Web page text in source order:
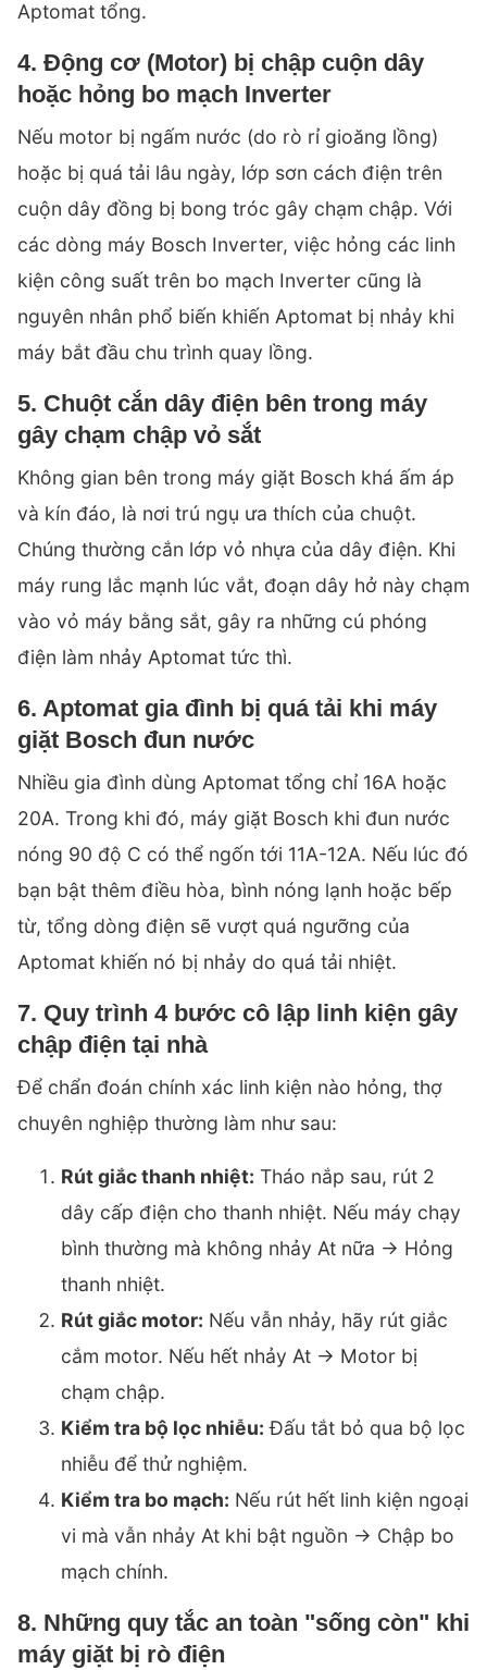
Aptomat tổng.
4. Động cơ (Motor) bị chập cuộn dây
hoặc hỏng bo mạch Inverter
Nếu motor bị ngấm nước (do rò rỉ gioăng lồng)
hoặc bị quá tải lâu ngày, lớp sơn cách điện trên
cuộn dây đồng bị bong tróc gây chạm chập. Với
các dòng máy Bosch Inverter, việc hỏng các linh
kiện công suất trên bo mạch Inverter cũng là
nguyên nhân phổ biến khiến Aptomat bị nhảy khi
máy bắt đầu chu trình quay lồng.
5. Chuột cắn dây điện bên trong máy
gây chạm chập vỏ sắt
Không gian bên trong máy giặt Bosch khá ấm áp
và kín đáo, là nơi trú ngụ ưa thích của chuột.
Chúng thường cắn lớp vỏ nhựa của dây điện. Khi
máy rung lắc mạnh lúc vắt, đoạn dây hở này chạm
vào vỏ máy bằng sắt, gây ra những cú phóng
điện làm nhảy Aptomat tức thì.
6. Aptomat gia đình bị quá tải khi máy
giặt Bosch đun nước
Nhiều gia đình dùng Aptomat tổng chỉ 16A hoặc
20A. Trong khi đó, máy giặt Bosch khi đun nước
nóng 90 độ C có thể ngốn tới 11A-12A. Nếu lúc đó
bạn bật thêm điều hòa, bình nóng lạnh hoặc bếp
từ, tổng dòng điện sẽ vượt quá ngưỡng của
Aptomat khiến nó bị nhảy do quá tải nhiệt.
7. Quy trình 4 bước cô lập linh kiện gây
chập điện tại nhà
Để chẩn đoán chính xác linh kiện nào hỏng, thợ
chuyên nghiệp thường làm như sau:
Rút giắc thanh nhiệt: Tháo nắp sau, rút 2
dây cấp điện cho thanh nhiệt. Nếu máy chạy
bình thường mà không nhảy At nữa -> Hỏng
thanh nhiệt.
Rút giắc motor: Nếu vẫn nhảy, hãy rút giắc
cắm motor. Nếu hết nhảy At -> Motor bị
chạm chập.
Kiểm tra bộ lọc nhiễu: Đấu tắt bỏ qua bộ lọc
nhiễu để thử nghiệm.
Kiểm tra bo mạch: Nếu rút hết linh kiện ngoại
vi mà vẫn nhảy At khi bật nguồn -> Chập bo
mạch chính.
8. Những quy tắc an toàn "sống còn" khi
máy giặt bị rò điện